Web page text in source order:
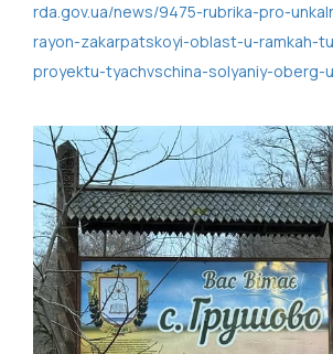
rda.gov.ua/news/9475-rubrika-pro-
rayon-zakarpatskoyi-oblast-u-ramkah-
proyektu-tyachvschina-solyaniy-oberg-